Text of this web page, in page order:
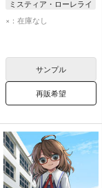
ミスティア・ローレライ
茨木華扇
×：在庫なし
サンプル
再販希望